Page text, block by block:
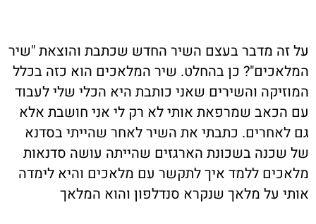
על זה מדבר בעצם השיר החדש שכתבת והוצאת "שיר
המלאכים"? כן בהחלט. שיר המלאכים הוא כזה בכלל
המוזיקה והשירים שאני כותבת היא הכלי שלי לעבוד
עם הכאב שמרפאת אותי לא רק לי אני חושבת אלא
גם לאחרים. כתבתי את השיר לאחר שהייתי בסדנא
של שכנה בשכונת הארגזים שהייתה עושה סדנאות
מלאכים ללמד איך לתקשר עם מלאכים והיא לימדה
אותי על מלאך שנקרא סנדלפון והוא המלאך